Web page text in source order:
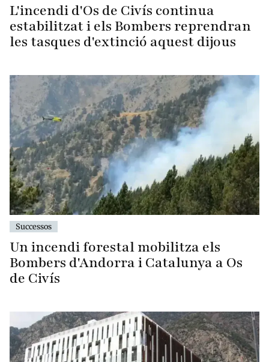
L'incendi d'Os de Civís continua
estabilitzat i els Bombers reprendran
les tasques d'extinció aquest dijous
Successos
Un incendi forestal mobilitza els
Bombers d'Andorra i Catalunya a Os
de Civís